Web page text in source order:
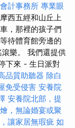
計事務所 專業眼
西五經和山丘上
，那裡的孩子們
待體育館旁邊的
樂。 我們還提供
下來 - 生日派對
品質助聽器 除白
免受侵害 安養院
安養院北部，提
，無論婚宴或聚
讓家居無瑕疵 如